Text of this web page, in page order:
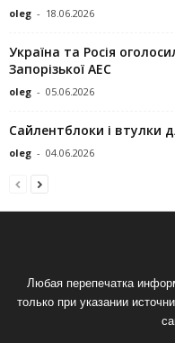
oleg - 18.06.2026
Україна та Росія
Запорізької АЕС
oleg - 05.06.2026
Сайлентблоки і втулки
oleg - 04.06.2026
Любая перепечатка
только при указании